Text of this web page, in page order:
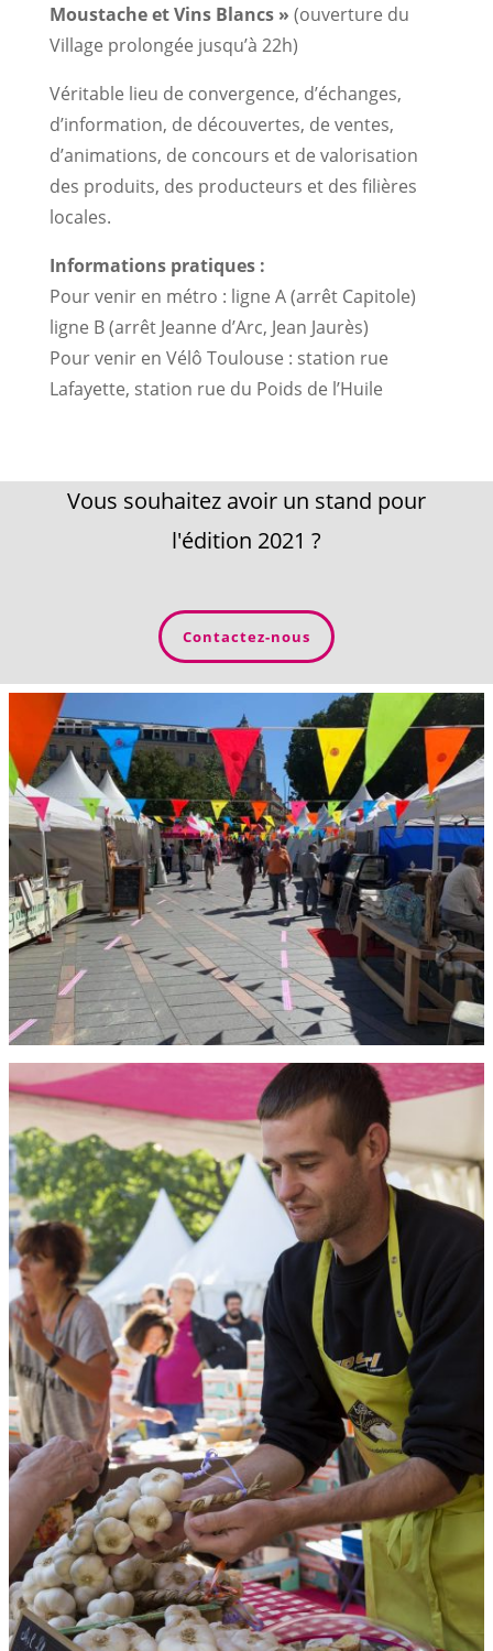
Moustache et Vins Blancs » (ouverture du
Village prolongée jusqu’à 22h)
Véritable lieu de convergence, d’échanges,
d’information, de découvertes, de ventes,
d’animations, de concours et de valorisation
des produits, des producteurs et des filières
locales.
Informations pratiques :
Pour venir en métro : ligne A (arrêt Capitole)
ligne B (arrêt Jeanne d’Arc, Jean Jaurès)
Pour venir en Vélô Toulouse : station rue
Lafayette, station rue du Poids de l’Huile
Vous souhaitez avoir un stand pour
l'édition 2021 ?
Contactez-nous